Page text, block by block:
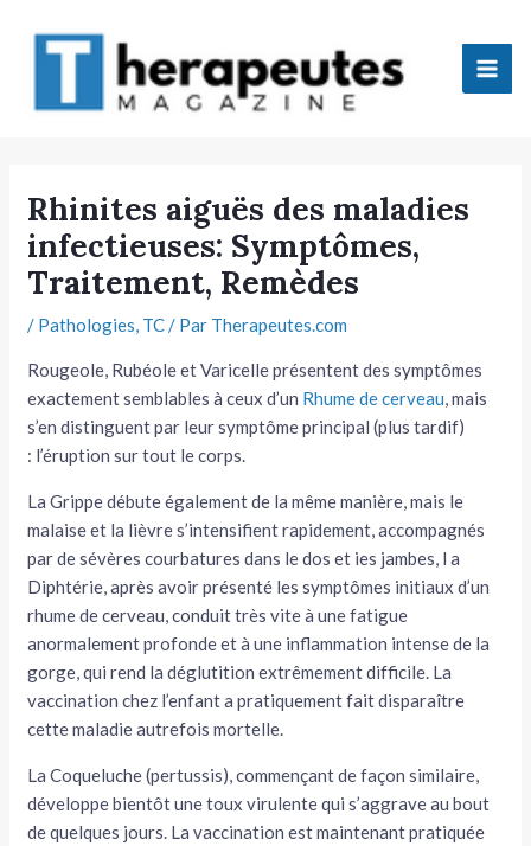
Rhinites aiguës des maladies
infectieuses: Symptômes,
Traitement, Remèdes
/ Pathologies, TC/ Par Therapeutes.com
Rougeole, Rubéole et Varicelle présentent des symptômes
exac­tement semblables à ceux d’un Rhume de cerveau, mais
s’en distin­guent par leur symptôme principal (plus tardif)
: l’éruption sur tout le corps.
La Grippe débute également de la même manière, mais le
malaise et la lièvre s’intensifient rapidement, ac­compagnés
par de sévères courbatures dans le dos et ies jambes, l a
Diphtérie, après avoir présenté les symptômes initiaux d’un
rhume de cerveau, conduit très vite à une fatigue
anormalement profonde et à une inflam­mation intense de la
gorge, qui rend la déglutition extrêmement difficile. La
vaccination chez l’enfant a prati­quement fait disparaître
cette maladie autrefois mortelle.
La Coqueluche (pertussis), commen­çant de façon similaire,
développe bien­tôt une toux virulente qui s’aggrave au bout
de quelques jours. La vaccination est maintenant pratiquée